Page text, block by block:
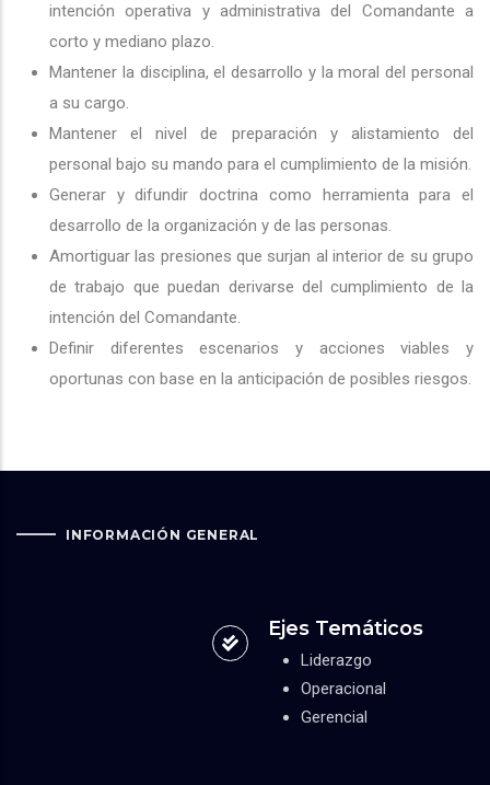
intención operativa y administrativa del Comandante a
corto y mediano plazo.
Mantener la disciplina, el desarrollo y la moral del personal
a su cargo.
Mantener el nivel de preparación y alistamiento del
personal bajo su mando para el cumplimiento de la misión.
Generar y difundir doctrina como herramienta para el
desarrollo de la organización y de las personas.
Amortiguar las presiones que surjan al interior de su grupo
de trabajo que puedan derivarse del cumplimiento de la
intención del Comandante.
Definir diferentes escenarios y acciones viables y
oportunas con base en la anticipación de posibles riesgos.
INFORMACIÓN GENERAL
Ejes Temáticos
Liderazgo
Operacional
Gerencial